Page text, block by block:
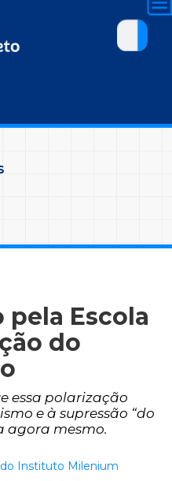
Escola
do
essa polarização
e à supressão “do
agora mesmo.
Instituto Milenium